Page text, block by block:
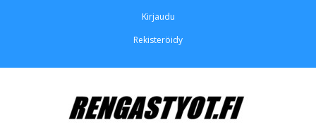
Kirjaudu
Rekisteröidy